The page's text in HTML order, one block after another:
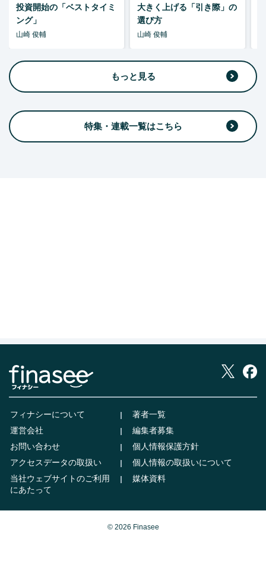
投資開始の「ベストタイミ
ング」
山崎 俊輔
大きく上げる「引き際」の
選び方
山崎 俊輔
もっと見る
特集・連載一覧はこちら
フィナシーについて
著者一覧
運営会社
編集者募集
お問い合わせ
個人情報保護方針
アクセスデータの取扱い
個人情報の取扱いについて
当社ウェブサイトのご利用
にあたって
媒体資料
© 2026 Finasee